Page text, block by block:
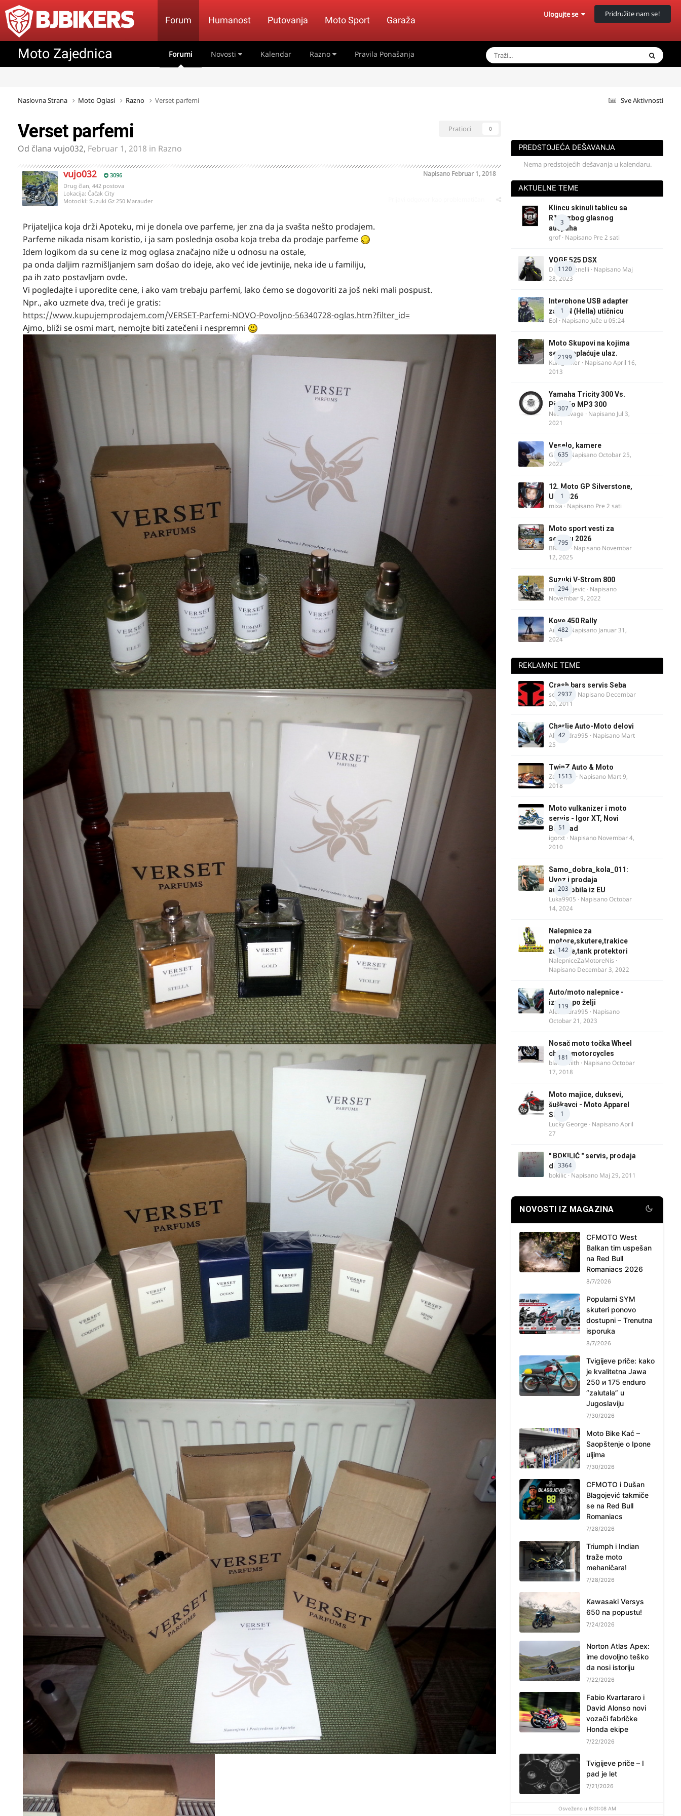
Forum Humanost Putovanja Moto Sport Garaža
Ulogujte se Pridružite nam se!
Moto Zajednica Forumi Novosti Kalendar Razno Pravila Ponašanja
Sve Aktivnosti
Naslovna Strana Moto Oglasi Razno Verset parfemi
Pratioci 0
Verset parfemi
Od člana vujo032, Februar 1, 2018 in Razno
vujo032 3096 Napisano Februar 1, 2018
Drug član, 442 postova
Lokacija: Čačak City
Motocikl: Suzuki Gz 250 Marauder
Prijateljica koja drži Apoteku, mi je donela ove parfeme, jer zna da ja svašta nešto prodajem.
Parfeme nikada nisam koristio, i ja sam poslednja osoba koja treba da prodaje parfeme
Idem logikom da su cene iz mog oglasa značajno niže u odnosu na ostale,
pa onda daljim razmišljanjem sam došao do ideje, ako već ide jevtinije, neka ide u familiju,
pa ih zato postavljam ovde.
Vi pogledajte i uporedite cene, i ako vam trebaju parfemi, lako ćemo se dogovoriti za još neki mali pospust.
Npr., ako uzmete dva, treći je gratis:
https://www.kupujemprodajem.com/VERSET-Parfemi-NOVO-Povoljno-56340728-oglas.htm?filter_id=
Ajmo, bliži se osmi mart, nemojte biti zatečeni i nespremni
PREDSTOJEĆA DEŠAVANJA
Nema predstojećih dešavanja u kalendaru.
AKTUELNE TEME
3
Klincu skinuli tablicu sa
R125 zbog glasnog
auspuha
grof· Napisano Pre 2 sati
1120
VOGE 525 DSX
DraganBenelli · Napisano Maj
28, 2023
1
Interphone USB adapter
za DIN (Hella) utičnicu
Eol · Napisano Juče u 05:24
2199
Moto Skupovi na kojima
se ne naplaćuje ulaz.
Kum_Mixer · NapisanoApril 16,
2013
307
Yamaha Tricity 300 Vs.
Piaggio MP3 300
Nesasavage · Napisano Jul 3,
2021
635
Veselo, kamere
GR 46· NapisanoOctobar 25,
2022
1
12. Moto GP Silverstone,
UK, 2026
mixa · Napisano Pre 2 sati
795
Moto sport vesti za
sezonu 2026
BRACO · Napisano Novembar
12, 2025
294
Suzuki V-Strom 800
m.milivojevic · Napisano
Novembar 9, 2022
482
Kove 450 Rally
AnteK· Napisano Januar 31,
2024
REKLAMNE TEME
2937
Crash bars servis Seba
seba011 · Napisano Decembar
20, 2011
42
Charlie Auto-Moto delovi
Alexandra995 · Napisano Mart
25
1513
TwinZ Auto & Moto
Zeljkamp · Napisano Mart 9,
2018
51
Moto vulkanizer i moto
servis - Igor XT, Novi
Beograd
igorxt · Napisano Novembar 4,
2010
203
Samo_dobra_kola_011:
Uvoz i prodaja
automobila iz EU
Luka9905 · NapisanoOctobar
14, 2024
142
Nalepnice za
motore,skutere,trakice
za felne,tank protektori
NalepniceZaMotoreNis ·
Napisano Decembar 3, 2022
119
Auto/moto nalepnice -
izrada po želji
Alexandra995 · Napisano
Octobar 21, 2023
181
Nosač moto točka Wheel
chock motorcycles
blacksmith · NapisanoOctobar
17, 2018
1
Moto majice, duksevi,
šuškavci - Moto Apparel
SRB
Lucky George · NapisanoApril
27
3364
" BOKILIĆ " servis, prodaja
delova
bokilic · Napisano Maj 29, 2011
NOVOSTI IZ MAGAZINA
CFMOTO West
Balkan tim uspešan
na Red Bull
Romaniacs 2026
8/7/2026
Popularni SYM
skuteri ponovo
dostupni – Trenutna
isporuka
8/7/2026
Tvigijeve priče: kako
je kvalitetna Jawa
250 и 175 enduro
“zalutala” u
Jugoslaviju
7/30/2026
Moto Bike Kać –
Saopštenje o Ipone
uljima
7/30/2026
CFMOTO i Dušan
Blagojević takmiče
se na Red Bull
Romaniacs
7/28/2026
Triumph i Indian
traže moto
mehaničara!
7/28/2026
Kawasaki Versys
650 na popustu!
7/24/2026
Norton Atlas Apex:
ime dovoljno teško
da nosi istoriju
7/22/2026
Fabio Kvartararo i
David Alonso novi
vozači fabričke
Honda ekipe
7/22/2026
Tvigijeve priče – I
pad je let
7/21/2026
Osveženo u 9:01:08 AM